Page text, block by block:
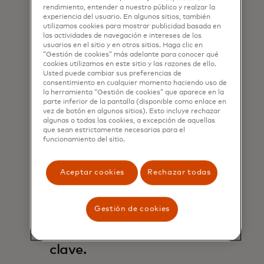
Descubre oportunidades
de co-creación para
clave.
rendimiento, entender a nuestro público y realzar la
experiencia del usuario. En algunos sitios, también
utilizamos cookies para mostrar publicidad basada en
las actividades de navegación e intereses de los
usuarios en el sitio y en otros sitios. Haga clic en
“Gestión de cookies” más adelante para conocer qué
cookies utilizamos en este sitio y las razones de ello.
Usted puede cambiar sus preferencias de
consentimiento en cualquier momento haciendo uso de
la herramienta “Gestión de cookies” que aparece en la
parte inferior de la pantalla (disponible como enlace en
vez de botón en algunos sitios). Esto incluye rechazar
algunas o todas las cookies, a excepción de aquellas
que sean estrictamente necesarias para el
funcionamiento del sitio.
Aceptar cookies Rechazar todas
Gestión de cookies